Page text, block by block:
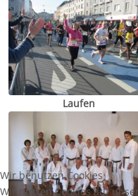
Laufen
Wir benutzen Cookies
Wir nutzen Cookies auf